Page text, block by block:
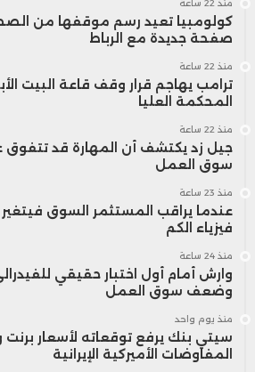
منذ 22 ساعة
كولومبيا تعيد رسم موقفها من
صفحة جديدة مع الرباط
منذ 22 ساعة
ترامب يهاجم قرار وقف قاعة البيت
المحكمة العليا
منذ 22 ساعة
جيل زد يكتشف أن المهارة قد
سوق العمل
منذ 23 ساعة
عندما يراقب المستثمر السوق
فيزياء الكم
منذ 24 ساعة
وارش أمام أول اختبار حقيقي
وضعف سوق العمل
منذ يوم واحد
سيتي بنك يرفع توقعاته لأسعار
المفاوضات الأميركية الإيرانية